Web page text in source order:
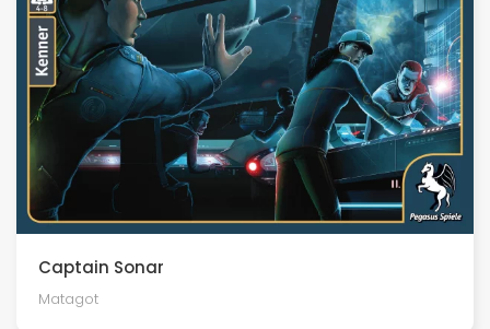
Captain Sonar
Matagot